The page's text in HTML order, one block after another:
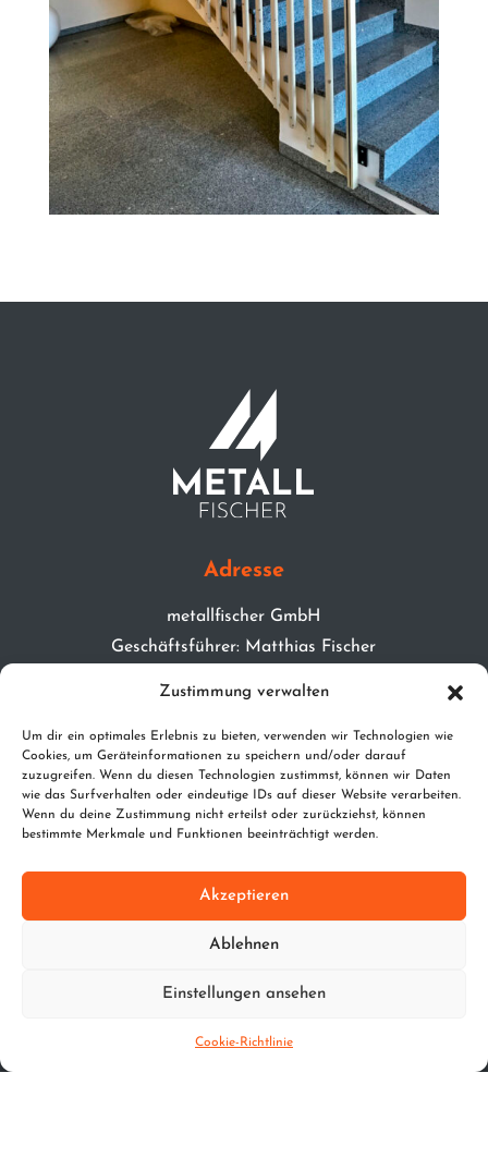
Zustimmung verwalten
Um dir ein optimales Erlebnis zu bieten, verwenden wir Technologien wie
Cookies, um Geräteinformationen zu speichern und/oder darauf
zuzugreifen. Wenn du diesen Technologien zustimmst, können wir Daten
wie das Surfverhalten oder eindeutige IDs auf dieser Website verarbeiten.
Wenn du deine Zustimmung nicht erteilst oder zurückziehst, können
bestimmte Merkmale und Funktionen beeinträchtigt werden.
Akzeptieren
Ablehnen
Einstellungen ansehen
Cookie-Richtlinie
Adresse
metallfischer GmbH
Geschäftsführer: Matthias Fischer
Handelsregister | HBR6367
Kontakt
www.metallfischer.de
Telefon | 09638/939681
Rechtliches